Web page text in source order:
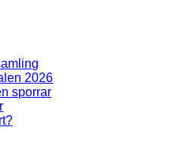
2026
sporrar